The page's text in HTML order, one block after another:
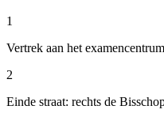
1
Vertrek aan het
2
Einde straat: rechts de